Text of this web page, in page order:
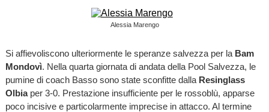
Alessia Marengo
Si affievoliscono ulteriormente le speranze salvezza per la Bam
Mondovì. Nella quarta giornata di andata della Pool Salvezza, le
pumine di coach Basso sono state sconfitte dalla Resinglass
Olbia per 3-0. Prestazione insufficiente per le rossoblù, apparse
poco incisive e particolarmente imprecise in attacco. Al termine